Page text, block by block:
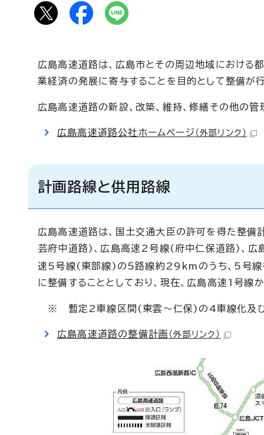
広島高速道路は、広島市とその周辺地域における
業経済の発展に寄与することを目的として整備が
広島高速道路の新設、改築、維持、修繕その他の
広島高速道路公社ホームページ （外部リンク）
計画路線と供用路線
広島高速道路は、国土交通大臣の許可を得た整備
芸府中道路)、広島高速2号線(府中仁保道路)、
速5号線(東部線)の5路線約29kmのうち、5号
に整備することとしており、現在、広島高速1号
※ 暫定2車線区間(東雲～仁保)の4車線化及び
広島高速道路の整備計画 （外部リンク）